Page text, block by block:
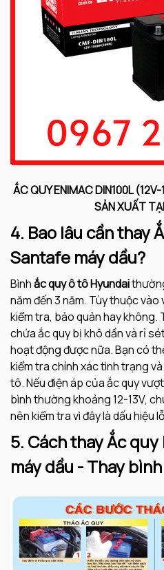
ẮC QUY ENIMAC DIN100L
SẢN XUẤT
4. Bao lâu cần thay
Santafe máy dầu?
Bìnhắc quy ô tô Hyundai
năm đến 3 năm. Tùy thuộc
kiểm tra, bảo quản hay
chứa ắc quy bị khô dần và rỉ
hoạt động được nữa. Bạn có
kiểm tra chính xác tình trạng
tô. Nếu điện áp của ắc quy
bình thường khoảng 12-13V,
nên kiểm tra vì đây là dấu hiệu
5. Cách thay Ắc
máy dầu - Thay